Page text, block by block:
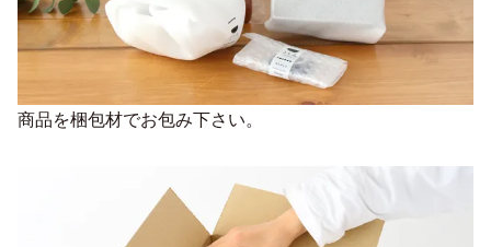
商品を梱包材でお包み下さい。